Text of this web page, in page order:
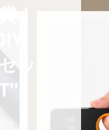
ゲーム・サ
！
ッ
ト